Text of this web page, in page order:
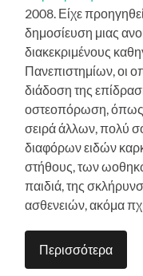
2008. Είχε
δημοσίευση μιας
διακεκριμένους
Πανεπιστημίων, οι
διάδοση της
οστεοπόρωση, όπως
σειρά άλλων, πολύ
διαφόρων ειδών
στήθους, των
παιδιά, της
ασθενειών, ακόμα πχ
Περισσότερα